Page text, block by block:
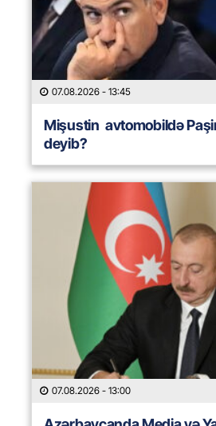
07.08.2026 - 13:45
Mişustin avtomobildə
deyib?
07.08.2026 - 13:00